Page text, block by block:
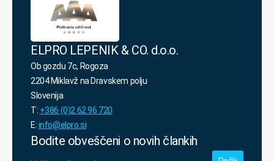
ELPRO LEPENIK & CO. d.o.o.
Ob gozdu 7c, Rogoza
2204 Miklavž na Dravskem polju
Slovenija
T: +386 (0)2 62 96 720
E:info@elpro.si
Bodite obveščeni o novih člankih